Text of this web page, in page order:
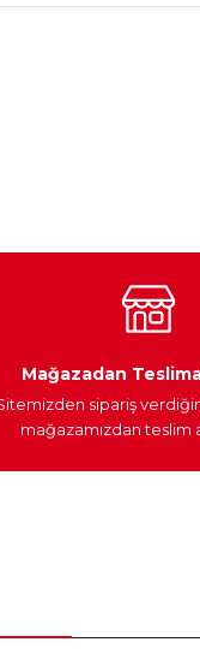
Yedek Parça
Mağazadan
sipariş
mağazamızdan teslim